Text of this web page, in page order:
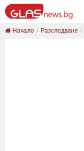
Начало Разследване